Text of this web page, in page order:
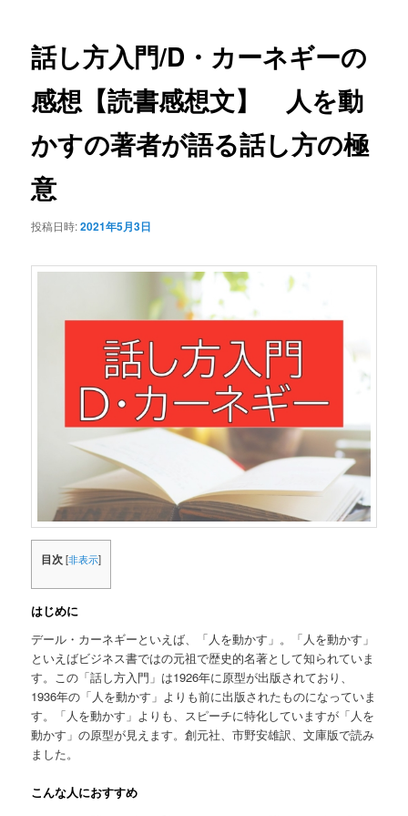
ビ
ゲ
シ
ン
話し方入門/D・カーネギーの
感想【読書感想文】 人を動
かすの著者が語る話し方の極
意
投稿日時:2021年5月3日
目次[非表示]
はじめに
デール・カーネギーといえば、「人を動かす」。「人を動かす」
といえばビジネス書ではの元祖で歴史的名著として知られていま
す。この「話し方入門」は1926年に原型が出版されており、
1936年の「人を動かす」よりも前に出版されたものになっていま
す。「人を動かす」よりも、スピーチに特化していますが「人を
動かす」の原型が見えます。創元社、市野安雄訳、文庫版で読み
ました。
こんな人におすすめ